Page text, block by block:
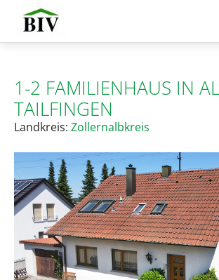
1-2 FAMILIENHAUS IN
TAILFINGEN
Landkreis: Zollernalbkreis